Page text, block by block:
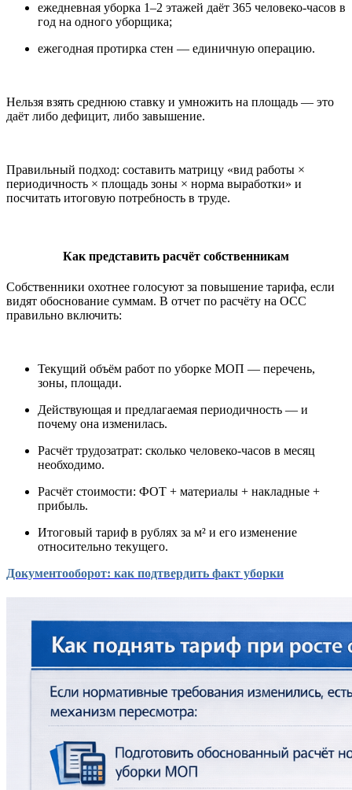
ежедневная уборка 1–2 этажей даёт 365 человеко-часов в
год на одного уборщика;
ежегодная протирка стен — единичную операцию.
Нельзя взять среднюю ставку и умножить на площадь — это
даёт либо дефицит, либо завышение.
Правильный подход: составить матрицу «вид работы ×
периодичность × площадь зоны × норма выработки» и
посчитать итоговую потребность в труде.
Как представить расчёт собственникам
Собственники охотнее голосуют за повышение тарифа, если
видят обоснование суммам. В отчет по расчёту на ОСС
правильно включить:
Текущий объём работ по уборке МОП — перечень,
зоны, площади.
Действующая и предлагаемая периодичность — и
почему она изменилась.
Расчёт трудозатрат: сколько человеко-часов в месяц
необходимо.
Расчёт стоимости: ФОТ + материалы + накладные +
прибыль.
Итоговый тариф в рублях за м² и его изменение
относительно текущего.
Документооборот: как подтвердить факт уборки